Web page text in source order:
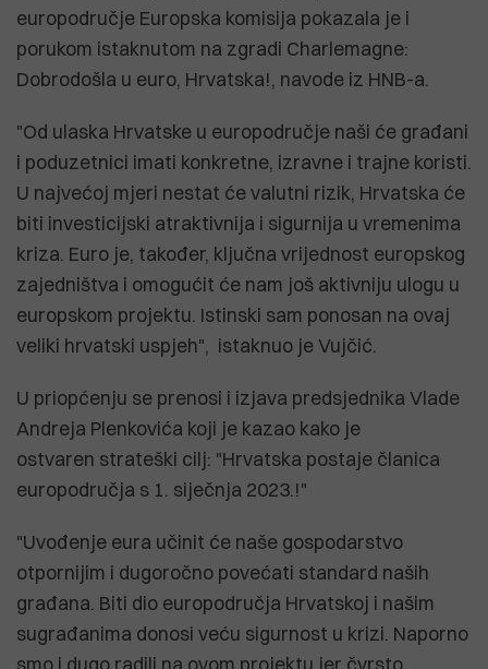
europodručje Europska komisija pokazala je i
porukom istaknutom na zgradi Charlemagne:
Dobrodošla u euro, Hrvatska!, navode iz HNB-a.
"Od ulaska Hrvatske u europodručje naši će građani
i poduzetnici imati konkretne, izravne i trajne koristi.
U najvećoj mjeri nestat će valutni rizik, Hrvatska će
biti investicijski atraktivnija i sigurnija u vremenima
kriza. Euro je, također, ključna vrijednost europskog
zajedništva i omogućit će nam još aktivniju ulogu u
europskom projektu. Istinski sam ponosan na ovaj
veliki hrvatski uspjeh", istaknuo je Vujčić.
U priopćenju se prenosi i izjava predsjednika Vlade
Andreja Plenkovića koji je kazao kako je
ostvaren strateški cilj: "Hrvatska postaje članica
europodručja s 1. siječnja 2023.!"
"Uvođenje eura učinit će naše gospodarstvo
otpornijim i dugoročno povećati standard naših
građana. Biti dio europodručja Hrvatskoj i našim
sugrađanima donosi veću sigurnost u krizi. Naporno
smo i dugo radili na ovom projektu jer čvrsto